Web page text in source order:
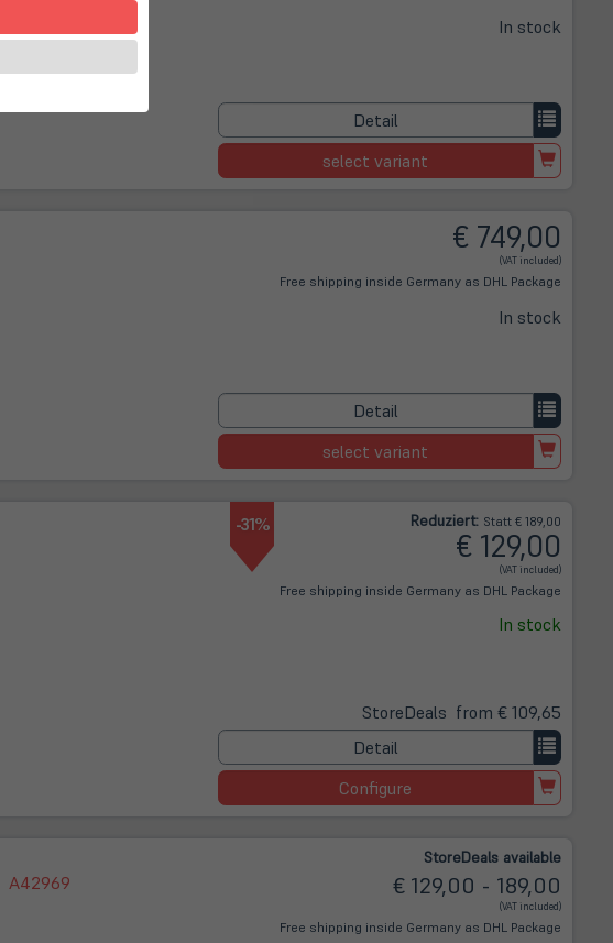
In stock
Detail
select variant
€ 749,00
(VAT included)
Free shipping inside Germany as DHL Package
In stock
Detail
select variant
-31% Reduziert: Statt € 189,00
€ 129,00
(VAT included)
Free shipping inside Germany as DHL Package
In stock
StoreDeals from € 109,65
Detail
Configure
A42969
StoreDeals available
€ 129,00 - 189,00
(VAT included)
Free shipping inside Germany as DHL Package